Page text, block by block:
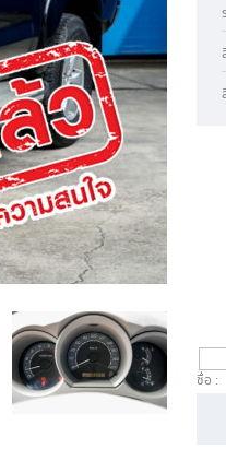
ชื่อ :